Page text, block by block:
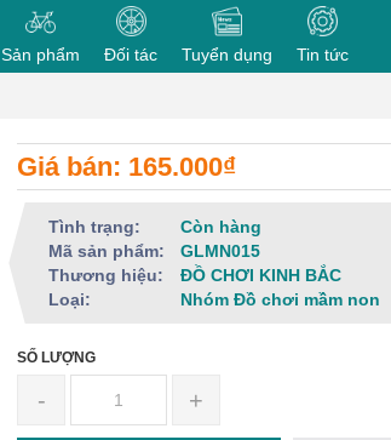
Sản phẩm Đối tác Tuyển dụng Tin tức
Giá bán: 165.000₫
Tình trạng:
Còn hàng
Mã sản phẩm:
GLMN015
Thương hiệu:
ĐỒ CHƠI KINH BẮC
Loại:
Nhóm Đồ chơi mầm non
SỐ LƯỢNG
- +